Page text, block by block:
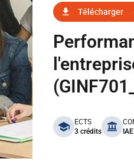
Télécharger
benefits
ECTS
3 crédits